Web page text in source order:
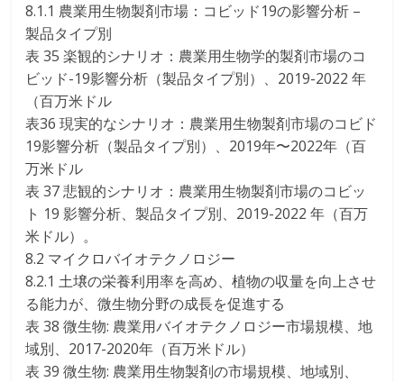
8.1.1 農業用生物製剤市場：コビッド19の影響分析 –
製品タイプ別
表 35 楽観的シナリオ：農業用生物学的製剤市場のコ
ビッド-19影響分析（製品タイプ別）、2019-2022 年
（百万米ドル
表36 現実的なシナリオ：農業用生物製剤市場のコビド
19影響分析（製品タイプ別）、2019年〜2022年（百
万米ドル
表 37 悲観的シナリオ：農業用生物製剤市場のコビッ
ト 19 影響分析、製品タイプ別、2019-2022 年（百万
米ドル）。
8.2 マイクロバイオテクノロジー
8.2.1 土壌の栄養利用率を高め、植物の収量を向上させ
る能力が、微生物分野の成長を促進する
表 38 微生物: 農業用バイオテクノロジー市場規模、地
域別、2017-2020年（百万米ドル）
表 39 微生物: 農業用生物製剤の市場規模、地域別、